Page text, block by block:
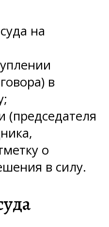
на
в
(председателя
о
в силу.